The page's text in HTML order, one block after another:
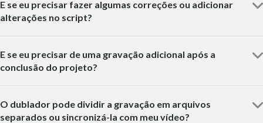
E se eu precisar fazer algumas correções ou adicionar
alterações no script?
E se eu precisar de uma gravação adicional após a
conclusão do projeto?
O dublador pode dividir a gravação em arquivos
separados ou sincronizá-la com meu vídeo?